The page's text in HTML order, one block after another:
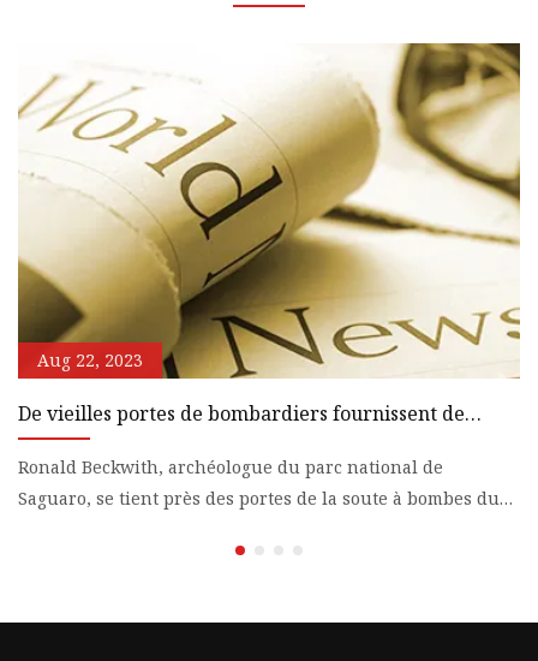
Aug 22, 2023
De vieilles portes de bombardiers fournissent de
l'ombre au parc national de Saguaro
Ronald Beckwith, archéologue du parc national de
Saguaro, se tient près des portes de la soute à bombes du